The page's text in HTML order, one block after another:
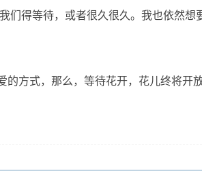
们得等待，或者很久很久。我也依然想
方式，那么，等待花开，花儿终将开放